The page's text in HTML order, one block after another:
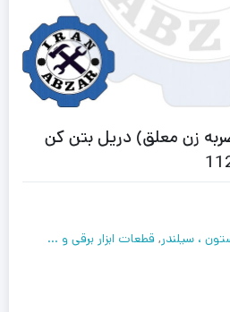
زن معلق) دریل بتن کن
، سیلندر, قطعات ابزار برقی و ...